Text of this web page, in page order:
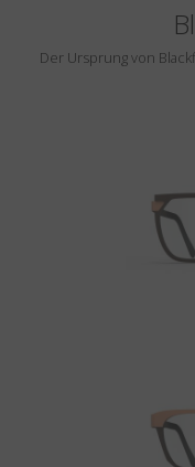
Search
Der Ursprung von